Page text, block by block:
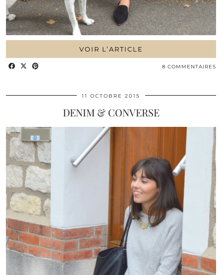
VOIR L’ARTICLE
8 COMMENTAIRES
11 OCTOBRE 2015
DENIM & CONVERSE